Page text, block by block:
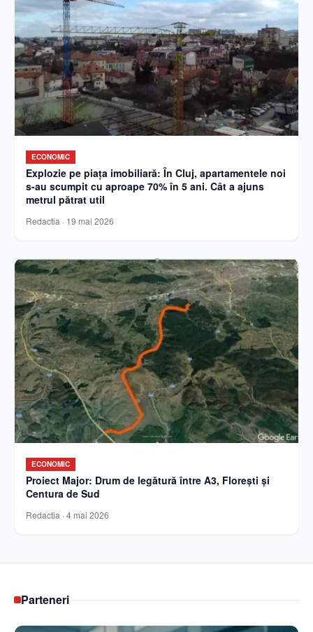
ECONOMIC
Explozie pe piața imobiliară: În Cluj, apartamentele noi
s-au scumpit cu aproape 70% în 5 ani. Cât a ajuns
metrul pătrat util
Redactia · 19 mai 2026
ECONOMIC
Proiect Major: Drum de legătură între A3, Florești și
Centura de Sud
Redactia · 4 mai 2026
Parteneri